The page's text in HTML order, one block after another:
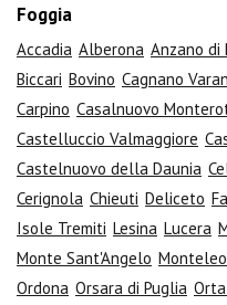
Foggia
Accadia Alberona Anzano di
Biccari Bovino Cagnano
Carpino Casalnuovo
Castelluccio Valmaggiore
Castelnuovo della Daunia
Cerignola Chieuti Deliceto
Isole Tremiti Lesina Lucera
Monte Sant'Angelo
Ordona Orsara di Puglia